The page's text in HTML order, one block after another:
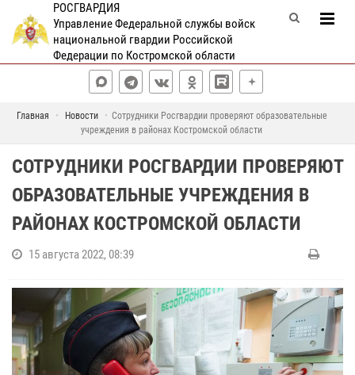
РОСГВАРДИЯ
Управление Федеральной службы войск
национальной гвардии Российской
Федерации по Костромской области
Главная Новости
Сотрудники Росгвардии проверяют образовательные
учреждения в районах Костромской области
СОТРУДНИКИ РОСГВАРДИИ ПРОВЕРЯЮТ
ОБРАЗОВАТЕЛЬНЫЕ УЧРЕЖДЕНИЯ В
РАЙОНАХ КОСТРОМСКОЙ ОБЛАСТИ
15 августа 2022, 08:39